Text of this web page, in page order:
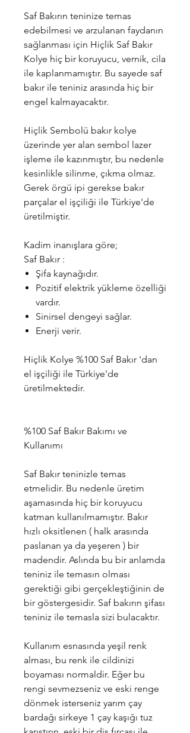
Saf Bakırın teninize temas
edebilmesi ve arzulanan faydanın
sağlanması için Hiçlik Saf Bakır
Kolye hiç bir koruyucu, vernik, cila
ile kaplanmamıştır. Bu sayede saf
bakır ile teniniz arasında hiç bir
engel kalmayacaktır.
Hiçlik Sembolü bakır kolye
üzerinde yer alan sembol lazer
işleme ile kazınmıştır, bu nedenle
kesinlikle silinme, çıkma olmaz.
Gerek örgü ipi gerekse bakır
parçalar el işçiliği ile Türkiye'de
üretilmiştir.
Kadim inanışlara göre;
Saf Bakır :
Şifa kaynağıdır.
Pozitif elektrik yükleme özelliği
vardır.
Sinirsel dengeyi sağlar.
Enerji verir.
Hiçlik Kolye %100 Saf Bakır 'dan
el işçiliği ile Türkiye'de
üretilmektedir.
%100 Saf Bakır Bakımı ve
Kullanımı
Saf Bakır teninizle temas
etmelidir. Bu nedenle üretim
aşamasında hiç bir koruyucu
katman kullanılmamıştır. Bakır
hızlı oksitlenen ( halk arasında
paslanan ya da yeşeren ) bir
madendir. Aslında bu bir anlamda
teniniz ile temasın olması
gerektiği gibi gerçekleştiğinin de
bir göstergesidir. Saf bakırın şifası
teniniz ile temasla sizi bulacaktır.
Kullanım esnasında yeşil renk
alması, bu renk ile cildinizi
boyaması normaldir. Eğer bu
rengi sevmezseniz ve eski renge
dönmek isterseniz yarım çay
bardağı sirkeye 1 çay kaşığı tuz